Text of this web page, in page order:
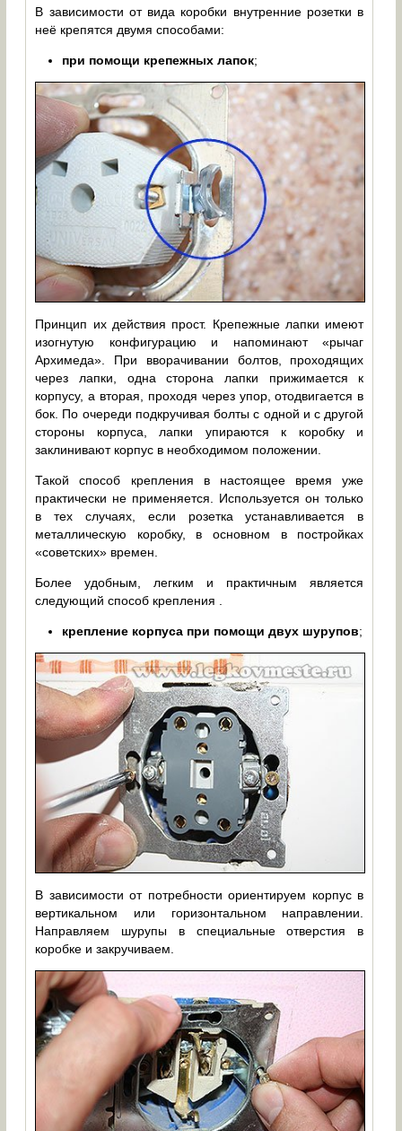
В зависимости от вида коробки внутренние розетки в
неё крепятся двумя способами:
при помощи крепежных лапок;
Принцип их действия прост. Крепежные лапки имеют
изогнутую конфигурацию и напоминают «рычаг
Архимеда». При вворачивании болтов, проходящих
через лапки, одна сторона лапки прижимается к
корпусу, а вторая, проходя через упор, отодвигается в
бок. По очереди подкручивая болты с одной и с другой
стороны корпуса, лапки упираются к коробку и
заклинивают корпус в необходимом положении.
Такой способ крепления в настоящее время уже
практически не применяется. Используется он только
в тех случаях, если розетка устанавливается в
металлическую коробку, в основном в постройках
«советских» времен.
Более удобным, легким и практичным является
следующий способ крепления .
крепление корпуса при помощи двух шурупов;
В зависимости от потребности ориентируем корпус в
вертикальном или горизонтальном направлении.
Направляем шурупы в специальные отверстия в
коробке и закручиваем.